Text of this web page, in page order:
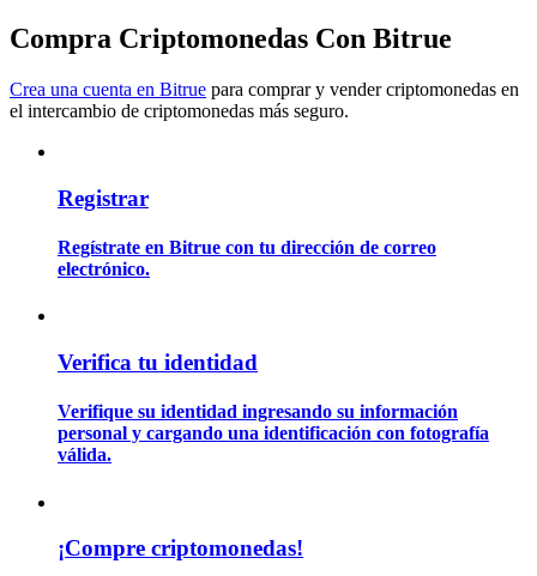
Análisis de big data que incluye información comercial, etc.
Compra Criptomonedas Con Bitrue
Crea una cuenta en Bitrue para comprar y vender criptomonedas en
el intercambio de criptomonedas más seguro.
Registrar
Regístrate en Bitrue con tu dirección de correo
electrónico.
Verifica tu identidad
Verifique su identidad ingresando su información
personal y cargando una identificación con fotografía
válida.
¡Compre criptomonedas!